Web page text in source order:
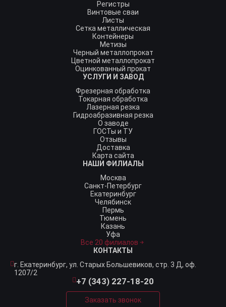
Регистры
Винтовые сваи
Листы
Сетка металлическая
Контейнеры
Метизы
Черный металлопрокат
Цветной металлопрокат
Оцинкованный прокат
УСЛУГИ И ЗАВОД
Фрезерная обработка
Токарная обработка
Лазерная резка
Гидроабразивная резка
О заводе
ГОСТы и ТУ
Отзывы
Доставка
Карта сайта
НАШИ ФИЛИАЛЫ
Москва
Санкт-Петербург
Екатеринбург
Челябинск
Пермь
Тюмень
Казань
Уфа
Все 20 филиалов
КОНТАКТЫ
г. Екатеринбург, ул. Старых Большевиков, стр. 3 Д, оф.
1207/2
+7 (343) 227-18-20
Заказать звонок